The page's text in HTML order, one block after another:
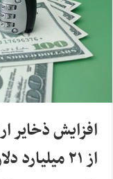
افزایش ذخایر
از ۲۱ میلیارد دلار